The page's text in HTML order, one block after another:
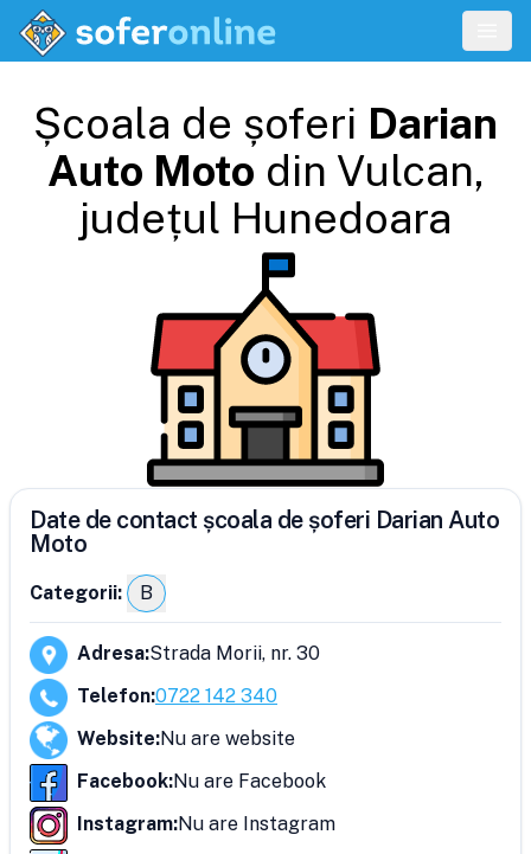
Școala de șoferi Darian
Auto Moto din Vulcan,
județul Hunedoara
Date de contact școala de șoferi Darian Auto
Moto
Categorii: B
Adresa:Strada Morii, nr. 30
Telefon:0722 142 340
Website:Nu are website
Facebook:Nu are Facebook
Instagram:Nu are Instagram